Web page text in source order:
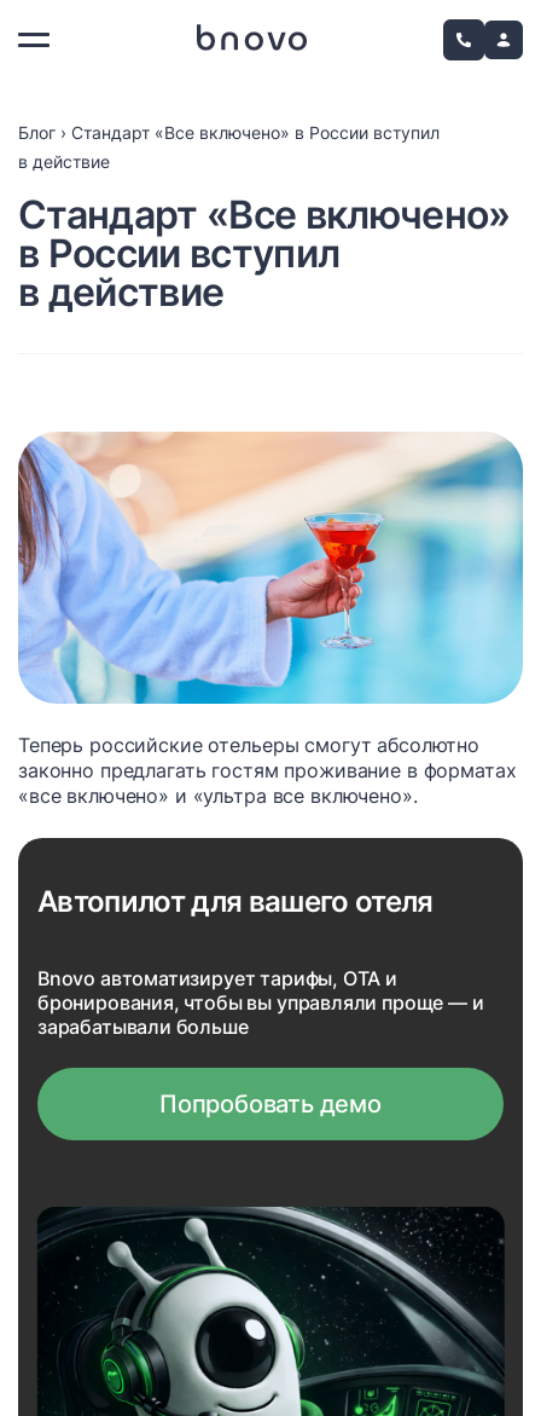
Блог › Стандарт «Все включено» в России вступил
в действие
Стандарт «Все включено»
в России вступил
в действие
Теперь российские отельеры смогут абсолютно
законно предлагать гостям проживание в форматах
«все включено» и «ультра все включено».
Автопилот для вашего отеля
Bnovo автоматизирует тарифы, OTA и
бронирования, чтобы вы управляли проще — и
зарабатывали больше
Попробовать демо